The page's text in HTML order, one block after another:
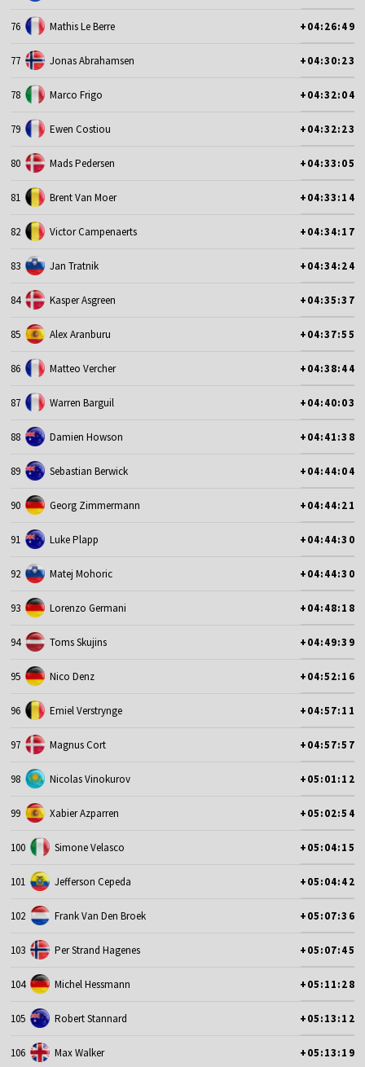
76 Mathis Le Berre +04:26:49
77 Jonas Abrahamsen +04:30:23
78 Marco Frigo +04:32:04
79 Ewen Costiou +04:32:23
80 Mads Pedersen +04:33:05
81 Brent Van Moer +04:33:14
82 Victor Campenaerts +04:34:17
83 Jan Tratnik +04:34:24
84 Kasper Asgreen +04:35:37
85 Alex Aranburu +04:37:55
86 Matteo Vercher +04:38:44
87 Warren Barguil +04:40:03
88 Damien Howson +04:41:38
89 Sebastian Berwick +04:44:04
90 Georg Zimmermann +04:44:21
91 Luke Plapp +04:44:30
92 Matej Mohoric +04:44:30
93 Lorenzo Germani +04:48:18
94 Toms Skujins +04:49:39
95 Nico Denz +04:52:16
96 Emiel Verstrynge +04:57:11
97 Magnus Cort +04:57:57
98 Nicolas Vinokurov +05:01:12
99 Xabier Azparren +05:02:54
100 Simone Velasco +05:04:15
101 Jefferson Cepeda +05:04:42
102 Frank Van Den Broek +05:07:36
103 Per Strand Hagenes +05:07:45
104 Michel Hessmann +05:11:28
105 Robert Stannard +05:13:12
106 Max Walker +05:13:19